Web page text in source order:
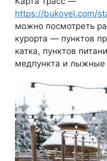
https://bukovel.com/
можно посмотреть
курорта — пунктов
катка, пунктов
медпункта и